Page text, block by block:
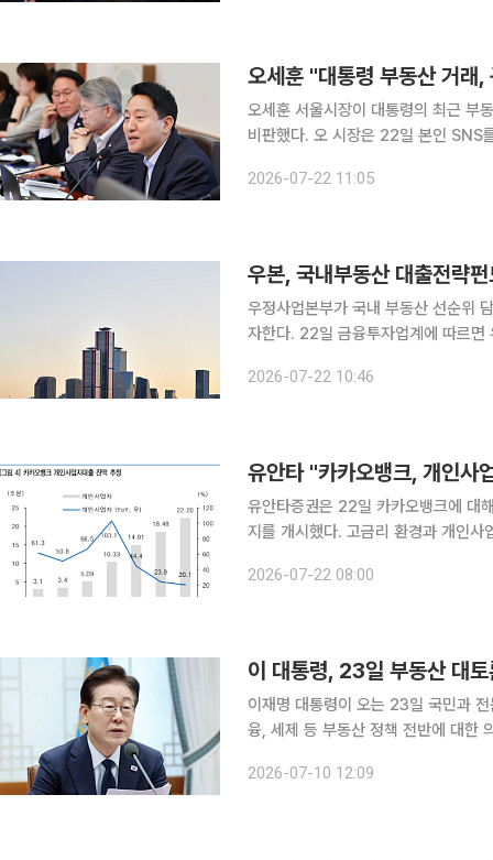
오세훈 "대통령 부동산 거래
오세훈 서울시장이 대통령의 최근 부
비판했다. 오 시장은 22일 본인 SNS를 통해 "대통령조차 집 한 채를 팔기 위해 이런 방법을 고민해
2026-07-22 11:05
우본, 국내부동산 대출전략
우정사업본부가 국내 부동산 선순위
자한다. 22일 금융투자업계에 따르면 우정사업본부 우체국예금은 ‘2026년도 국내부동산 대출전
상으로 하는 블라인드 펀드다. 펀드
2026-07-22 10:46
유안타 "카카오뱅크, 개인사
유안타증권은 22일 카카오뱅크에 대
지를 개시했다. 고금리 환경과 개인
합할 전망이다. 우도형 유안타증권
2026-07-22 08:00
이재명 대통령이 오는 23일 국민과
융, 세제 등 부동산 정책 전반에 대한
정책실장은 10일 청와대에서 브리핑
2026-07-10 12:09